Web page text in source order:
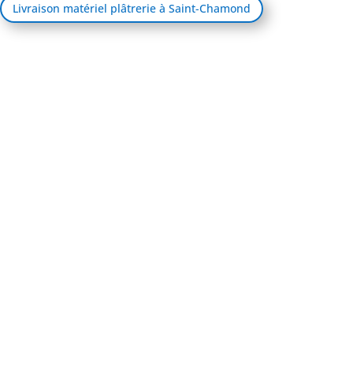
Livraison matériel plâtrerie à Saint-Chamond